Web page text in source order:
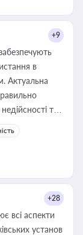
+9
в
Актуальна
та
влади та
+28
всі аспекти
установ